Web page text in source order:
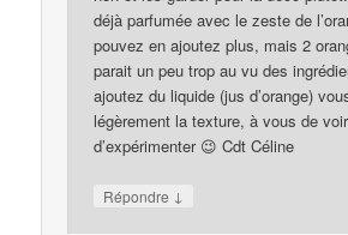
déjà parfumée avec le zeste de
pouvez en ajoutez plus, mais 2
parait un peu trop au vu des
ajoutez du liquide (jus d’orange)
légèrement la texture, à vous de
d’expérimenter 😉 Cdt Céline
Répondre ↓